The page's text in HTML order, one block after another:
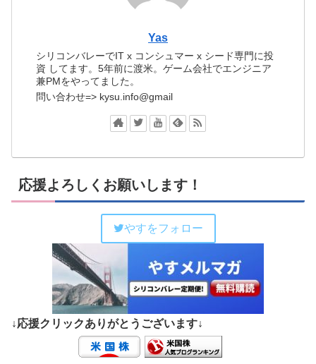
Yas
シリコンバレーでIT x コンシュマー x シード専門に投
資 してます。5年前に渡米。ゲーム会社でエンジニア
兼PMをやってました。
問い合わせ=> kysu.info@gmail
応援よろしくお願いします！
やすをフォロー
↓応援クリックありがとうございます↓